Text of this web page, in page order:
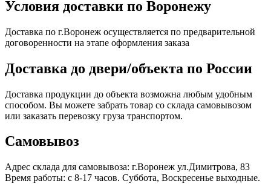
Условия доставки по Воронежу
Доставка по г.Воронеж осуществляется по предварительной
договоренности на этапе оформления заказа
Доставка до двери/объекта по России
Доставка продукции до объекта возможна любым удобным
способом. Вы можете забрать товар со склада самовывозом
или заказать перевозку груза транспортом.
Самовывоз
Адрес склада для самовывоза: г.Воронеж ул.Димитрова, 83
Время работы: с 8-17 часов. Суббота, Воскресенье выходные.